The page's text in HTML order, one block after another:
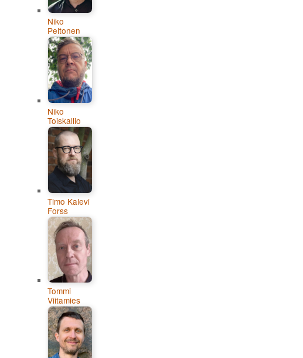
Niko
Peltonen
Niko
Toiskallio
Timo Kalevi
Forss
Tommi
Viitamies